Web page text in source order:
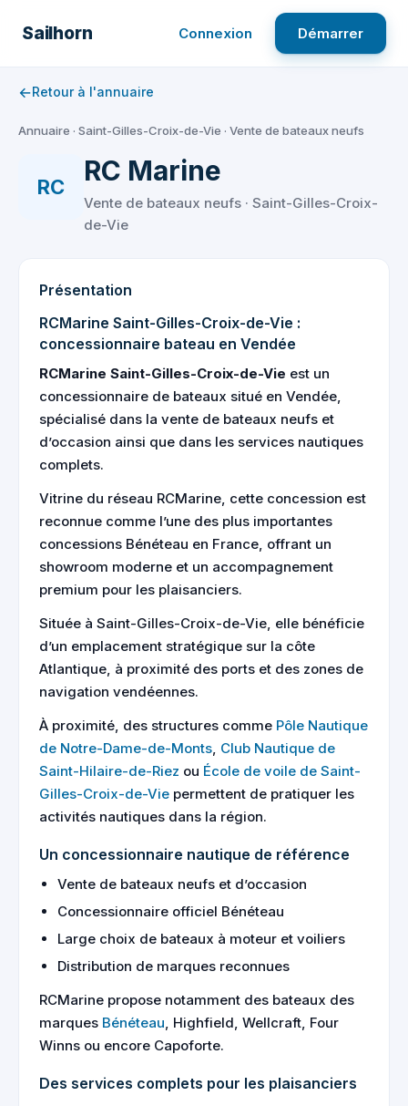
Sailhorn Connexion Démarrer
←Retour à l'annuaire
Annuaire · Saint-Gilles-Croix-de-Vie · Vente de bateaux neufs
RC RC Marine
Vente de bateaux neufs · Saint-Gilles-Croix-
de-Vie
Présentation
RCMarine Saint-Gilles-Croix-de-Vie :
concessionnaire bateau en Vendée
RCMarine Saint-Gilles-Croix-de-Vie est un
concessionnaire de bateaux situé en Vendée,
spécialisé dans la vente de bateaux neufs et
d’occasion ainsi que dans les services nautiques
complets.
Vitrine du réseau RCMarine, cette concession est
reconnue comme l’une des plus importantes
concessions Bénéteau en France, offrant un
showroom moderne et un accompagnement
premium pour les plaisanciers.
Située à Saint-Gilles-Croix-de-Vie, elle bénéficie
d’un emplacement stratégique sur la côte
Atlantique, à proximité des ports et des zones de
navigation vendéennes.
À proximité, des structures comme Pôle Nautique
de Notre-Dame-de-Monts, Club Nautique de
Saint-Hilaire-de-Riez ou École de voile de Saint-
Gilles-Croix-de-Vie permettent de pratiquer les
activités nautiques dans la région.
Un concessionnaire nautique de référence
Vente de bateaux neufs et d’occasion
Concessionnaire officiel Bénéteau
Large choix de bateaux à moteur et voiliers
Distribution de marques reconnues
RCMarine propose notamment des bateaux des
marques Bénéteau, Highfield, Wellcraft, Four
Winns ou encore Capoforte.
Des services complets pour les plaisanciers